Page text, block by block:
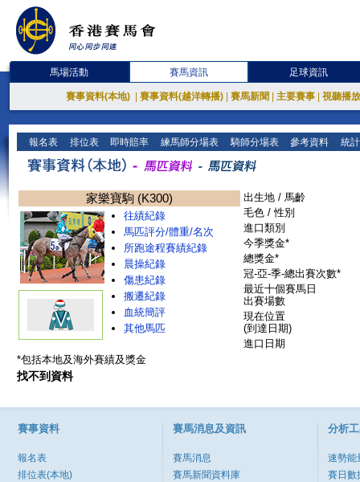
馬場活動 賽馬資訊 足球資訊
賽事資料(本地) 賽事資料(越洋轉播) 賽馬新聞 主要賽事 視聽播
報名表 排位表 即時賠率 練馬師分場表 騎師分場表 參考資料 統
家樂寶駒 (K300)
往績紀錄
馬匹評分/體重/名次
所跑途程賽績紀錄
晨操紀錄
傷患紀錄
搬遷紀錄
血統簡評
其他馬匹
出生地 / 馬齡
毛色 / 性別
進口類別
今季獎金*
總獎金*
冠-亞-季-總出賽次數*
最近十個賽馬日
出賽場數
現在位置
(到達日期)
進口日期
*包括本地及海外賽績及獎金
找不到資料
賽事資料
報名表
排位表(本地)
賽馬消息及資訊
賽馬消息
賽馬新聞資料庫
分析
速勢能
賽日數